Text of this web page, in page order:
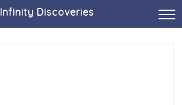
Infinity Discoveries